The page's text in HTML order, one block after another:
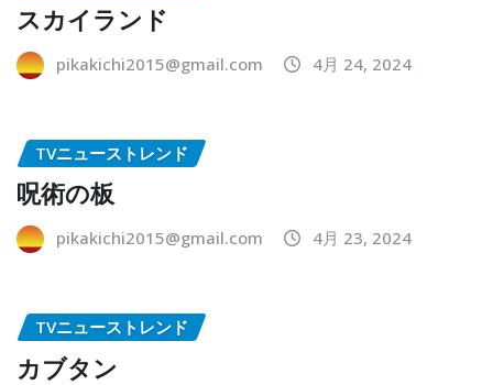
スカイランド
pikakichi2015@gmail.com 4月 24, 2024
TVニューストレンド
呪術の板
pikakichi2015@gmail.com 4月 23, 2024
TVニューストレンド
カブタン